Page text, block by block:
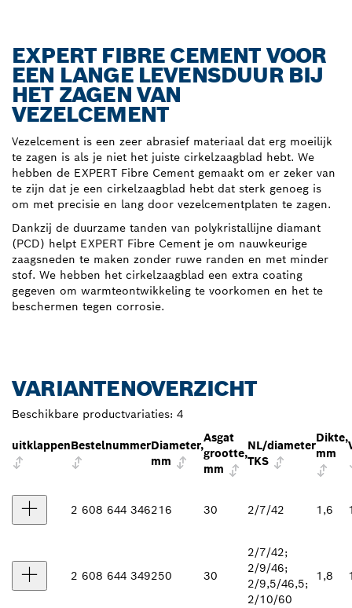
EXPERT FIBRE CEMENT VOOR
EEN LANGE LEVENSDUUR BIJ
HET ZAGEN VAN
VEZELCEMENT
Vezelcement is een zeer abrasief materiaal dat erg moeilijk
te zagen is als je niet het juiste cirkelzaagblad hebt. We
hebben de EXPERT Fibre Cement gemaakt om er zeker van
te zijn dat je een cirkelzaagblad hebt dat sterk genoeg is
om met precisie en lang door vezelcementplaten te zagen.
Dankzij de duurzame tanden van polykristallijne diamant
(PCD) helpt EXPERT Fibre Cement je om nauwkeurige
zaagsneden te maken zonder ruwe randen en met minder
stof. We hebben het cirkelzaagblad een extra coating
gegeven om warmteontwikkeling te voorkomen en het te
beschermen tegen corrosie.
VARIANTENOVERZICHT
Beschikbare productvariaties: 4
uitklappenBestelnummerDiameter,
mm
Asgat
grootte,
mm
NL/diameter
TKS
Dikte,
mm
2 608 644 346216 30 2/7/42 1,6
2 608 644 349250 30
2/7/42;
2/9/46;
2/9,5/46,5;
2/10/60
1,8